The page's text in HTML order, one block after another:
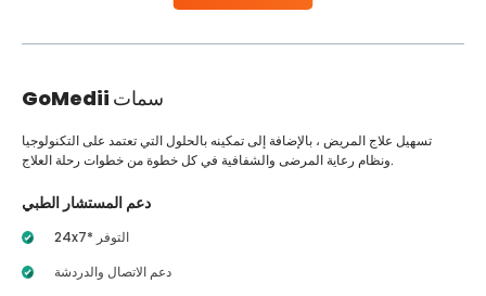
GoMedii سمات
تسهيل علاج المريض ، بالإضافة إلى تمكينه بالحلول التي تعتمد على التكنولوجيا
ونظام رعاية المرضى والشفافية في كل خطوة من خطوات رحلة العلاج.
دعم المستشار الطبي
24x7* التوفر
دعم الاتصال والدردشة